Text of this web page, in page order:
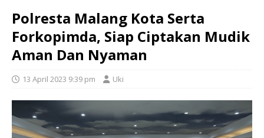
Polresta Malang Kota Serta
Forkopimda, Siap Ciptakan Mudik
Aman Dan Nyaman
13 April 2023 9:39 pm Uki